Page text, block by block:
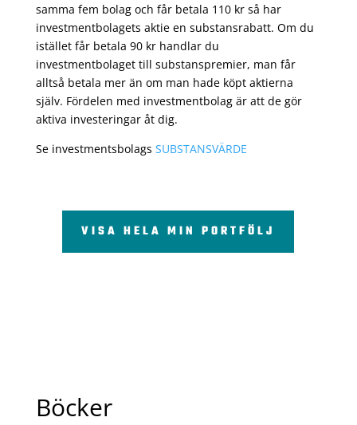
samma fem bolag och får betala 110 kr så har
investmentbolagets aktie en substansrabatt. Om du
istället får betala 90 kr handlar du
investmentbolaget till substanspremier, man får
alltså betala mer än om man hade köpt aktierna
själv. Fördelen med investmentbolag är att de gör
aktiva investeringar åt dig.
Se investmentsbolags SUBSTANSVÄRDE
VISA HELA MIN PORTFÖLJ
Böcker